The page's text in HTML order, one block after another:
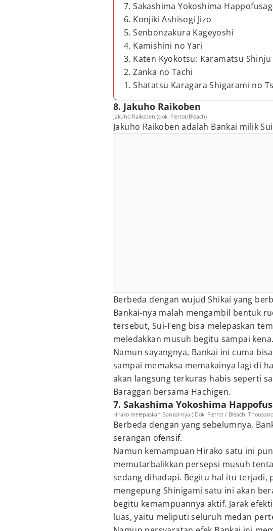
7. Sakashima Yokoshima
6. Konjiki Ashisogi Jizo
5. Senbonzakura Kageyoshi
4. Kamishini no Yari
3. Katen Kyokotsu: Karamatsu Shinju
2. Zanka no Tachi
1. Shatatsu Karagara Shigarami no
8. Jakuho Raikoben
Jakuho Raikoben (dok. Pierrot/Bleach)
Jakuho Raikoben adalah Bankai milik
Berbeda dengan wujud Shikai yang
Bankai-nya malah mengambil bentuk
tersebut, Sui-Feng bisa melepaskan
meledakkan musuh begitu sampai kena.
Namun sayangnya, Bankai ini cuma
sampai memaksa memakainya lagi di
akan langsung terkuras habis seperti
Baraggan bersama Hachigen.
7. Sakashima Yokoshima
Hirako melepaskan Bankai-nya ( Dok. Pierrot / Bleach:
Berbeda dengan yang sebelumnya,
serangan ofensif.
Namun kemampuan Hirako satu ini
memutarbalikkan persepsi musuh
sedang dihadapi. Begitu hal itu terjadi,
mengepung Shinigami satu ini akan
begitu kemampuannya aktif. Jarak
luas, yaitu meliputi seluruh medan